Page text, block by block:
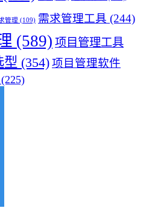
管理 (109) 需求管理工具 (244)
(589) 项目管理工具
型 (354) 项目管理软件
(225)